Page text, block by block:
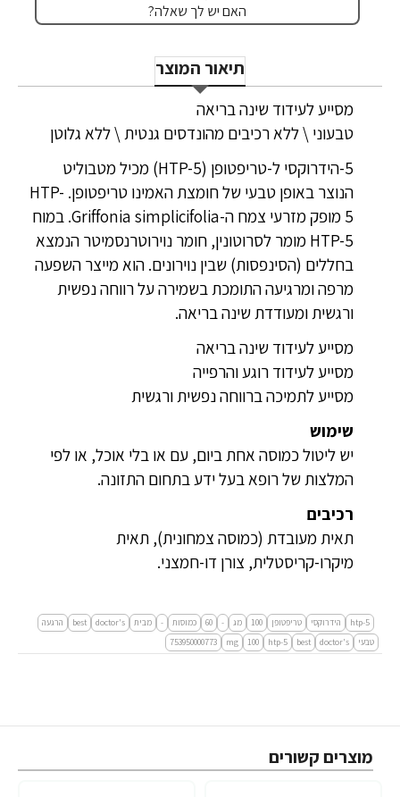
האם יש לך שאלה?
תיאור המוצר
מסייע לעידוד שינה בריאה
טבעוני \ ללא רכיבים מהונדסים גנטית \ ללא גלוטן
5-הידרוקסי ל-טריפטופן (HTP-5) מכיל מטבוליט
הנוצר באופן טבעי של חומצת האמינו טריפטופן. HTP-
5 מופק מזרעי צמח ה-Griffonia simplicifolia. במוח
HTP-5 מומר לסרוטונין, חומר נוירוטרנסמיטר הנמצא
בחללים (הסינפסות) שבין נוירונים. הוא מייצר השפעה
מרפה ומרגיעה התומכת בשמירה על רווחה נפשית
ורגשית ומעודדת שינה בריאה.
מסייע לעידוד שינה בריאה
מסייע לעידוד רוגע והרפייה
מסייע לתמיכה ברווחה נפשית ורגשית
שימוש
יש ליטול כמוסה אחת ביום, עם או בלי אוכל, או לפי
המלצות של רופא בעל ידע בתחום התזונה.
רכיבים
תאית מעובדת (כמוסה צמחונית), תאית
מיקרו-קריסטלית, צורן דו-חמצני.
5-htp הידרוקסי טריפטופן 100 מג -
60 כמוסות - מבית doctor's
best
הרגעה
טבעי
doctor's
best
5-htp
100
mg
753950000773
מוצרים קשורים